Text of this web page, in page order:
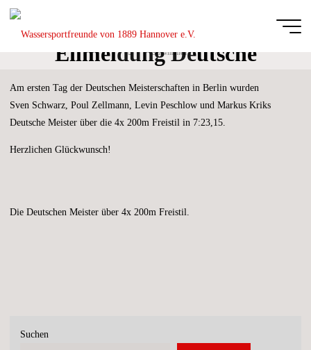
Zum
von 1889
Hannover e.V.
DIE
GANZE
Eilmeldung Deutsche
Meisterschaften
Start Schwimmen
Am ersten Tag der Deutschen Meisterschaften in Berlin wurden
Sven Schwarz, Poul Zellmann, Levin Peschlow und Markus Kriks
Deutsche Meister über die 4x 200m Freistil in 7:23,15.
Herzlichen Glückwunsch!
Die Deutschen Meister über 4x 200m Freistil.
Suchen